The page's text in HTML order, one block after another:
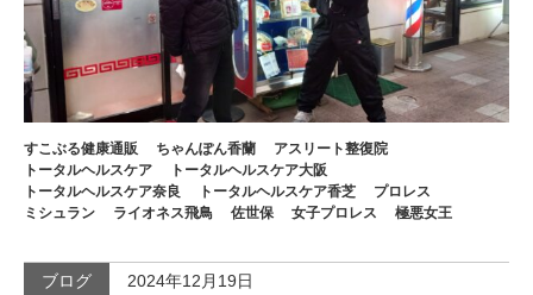
すこぶる健康通販 ちゃんぽん香蘭
アスリート整復院
トータルヘルスケア
トータルヘルスケア大阪
トータルヘルスケア奈良
トータルヘルスケア香芝
プロレス
ミシュラン
ライオネス飛鳥 佐世保 女子プロレス 極悪女王
ブログ 2024年12月19日